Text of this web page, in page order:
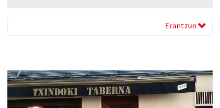
Erantzun